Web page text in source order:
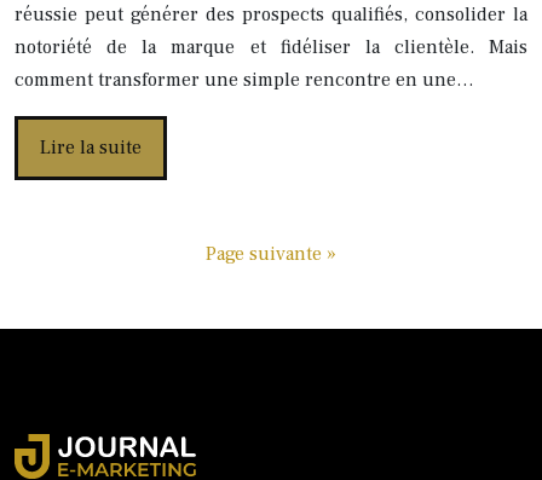
réussie peut générer des prospects qualifiés, consolider la
notoriété de la marque et fidéliser la clientèle. Mais
comment transformer une simple rencontre en une…
Lire la suite
Page suivante »